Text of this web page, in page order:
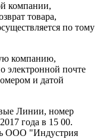
компании,
товара,
по тому
компанию,
электронной почте
и датой
Линии, номер
года в 15 00.
ООО "Индустрия